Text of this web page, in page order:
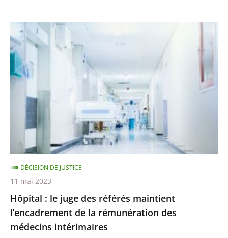
l’échelle
des
zones
artificialisées
Hôpital
:
le
juge
des
référés
l’encadrement
la
rémunération
des
médecins
intérimaires
Hôpital : le juge des référés maintient
l’encadrement de la rémunération des
médecins intérimaires
DÉCISION DE JUSTICE
11 mai 2023